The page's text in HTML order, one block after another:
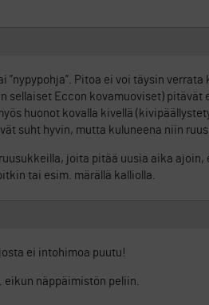
”nypypohja”. Pitoa ei voi täysin
sellaiset Eccon kovamuoviset)
huonot kovalla kivellä
suht hyvin, mutta kuluneena niin
joita pitää uusia aika
tai esim. märällä kalliolla.
ei intohimoa puutu!
näppäimistön peliin.